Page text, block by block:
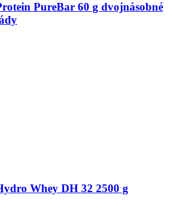
PureBar 60 g dvojnásobné
Whey DH 32 2500 g